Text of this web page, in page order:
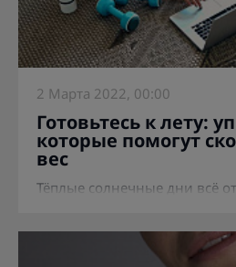
2 Марта 2022, 00:00
Готовьтесь к лету:
которые помогут
вес
Тёплые солнечные дни всё